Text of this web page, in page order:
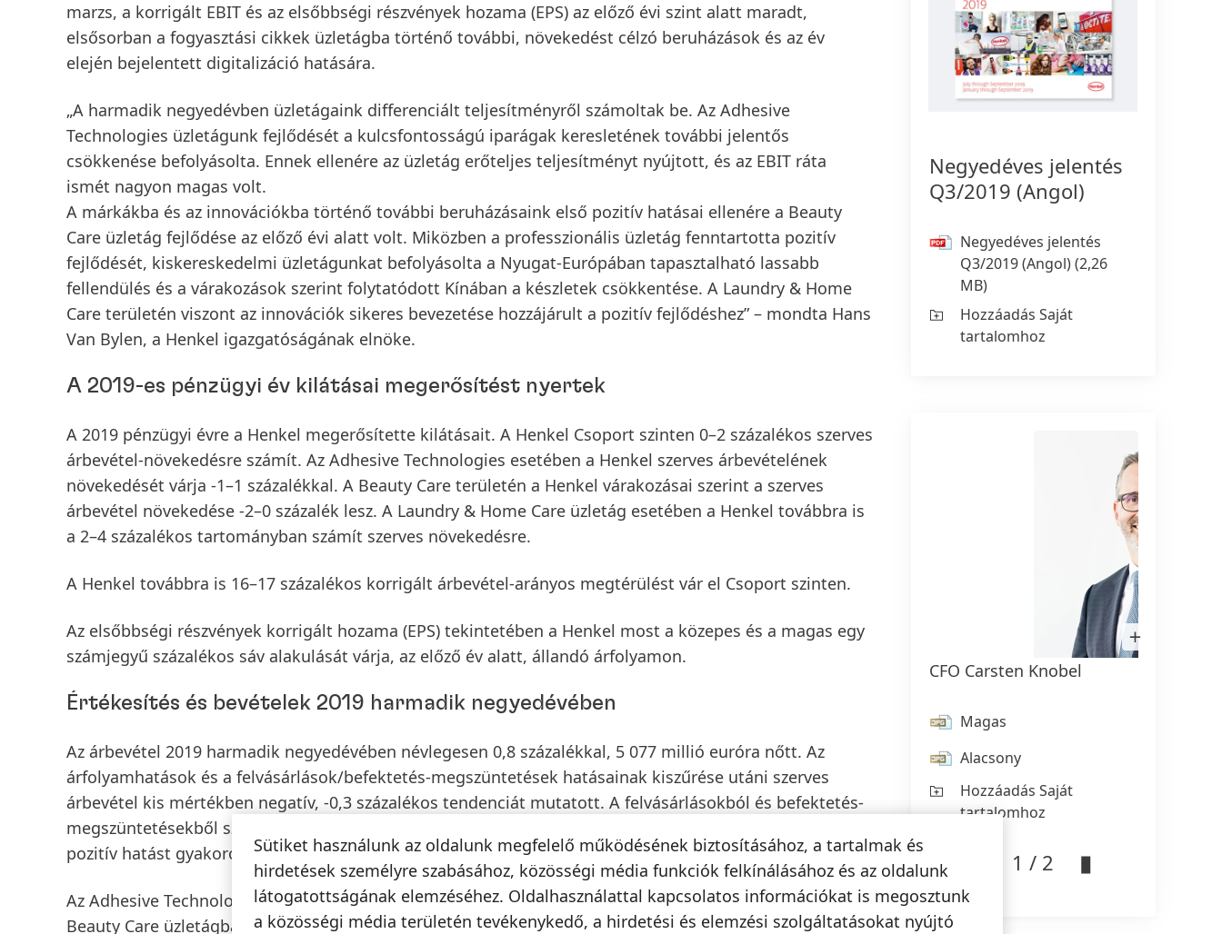
marzs, a korrigált EBIT és az elsőbbségi részvények hozama (EPS) az előző évi szint alatt maradt,
elsősorban a fogyasztási cikkek üzletágba történő további, növekedést célzó beruházások és az év
elején bejelentett digitalizáció hatására.
„A harmadik negyedévben üzletágaink differenciált teljesítményről számoltak be. Az Adhesive
Technologies üzletágunk fejlődését a kulcsfontosságú iparágak keresletének további jelentős
csökkenése befolyásolta. Ennek ellenére az üzletág erőteljes teljesítményt nyújtott, és az EBIT ráta
ismét nagyon magas volt.
A márkákba és az innovációkba történő további beruházásaink első pozitív hatásai ellenére a Beauty
Care üzletág fejlődése az előző évi alatt volt. Miközben a professzionális üzletág fenntartotta pozitív
fejlődését, kiskereskedelmi üzletágunkat befolyásolta a Nyugat-Európában tapasztalható lassabb
fellendülés és a várakozások szerint folytatódott Kínában a készletek csökkentése. A Laundry & Home
Care területén viszont az innovációk sikeres bevezetése hozzájárult a pozitív fejlődéshez” – mondta Hans
Van Bylen, a Henkel igazgatóságának elnöke.
A 2019-es pénzügyi év kilátásai megerősítést nyertek
A 2019 pénzügyi évre a Henkel megerősítette kilátásait. A Henkel Csoport szinten 0–2 százalékos szerves
árbevétel-növekedésre számít. Az Adhesive Technologies esetében a Henkel szerves árbevételének
növekedését várja -1–1 százalékkal. A Beauty Care területén a Henkel várakozásai szerint a szerves
árbevétel növekedése -2–0 százalék lesz. A Laundry & Home Care üzletág esetében a Henkel továbbra is
a 2–4 százalékos tartományban számít szerves növekedésre.
A Henkel továbbra is 16–17 százalékos korrigált árbevétel-arányos megtérülést vár el Csoport szinten.
Az elsőbbségi részvények korrigált hozama (EPS) tekintetében a Henkel most a közepes és a magas egy
számjegyű százalékos sáv alakulását várja, az előző év alatt, állandó árfolyamon.
Értékesítés és bevételek 2019 harmadik negyedévében
Az árbevétel 2019 harmadik negyedévében névlegesen 0,8 százalékkal, 5 077 millió euróra nőtt. Az
árfolyamhatások és a felvásárlások/befektetés-megszüntetések hatásainak kiszűrése utáni szerves
árbevétel kis mértékben negatív, -0,3 százalékos tendenciát mutatott. A felvásárlásokból és befektetés-
megszüntetésekből származó hozzájárulások mértéke 0,4 százalék volt. A valutahatások 0,7 százalékos
pozitív hatást gyakoroltak az árbevétel növekedésére.
Az Adhesive Technologiesüzletág -2,4 százalékos, enyhén negatív szerves árbevételt produkált. A
Beauty Care üzletágban az árbevétel szervesen -2,2 százalékkal alacsonyabb az előző évi azonos
Negyedéves jelentés
Q3/2019 (Angol)
Negyedéves jelentés
Q3/2019(Angol)(2,26
MB)
Hozzáadás Saját
tartalomhoz
Kép
megnyitása
Lightboxban
CFO Carsten Knobel
Magas
Alacsony
Hozzáadás Saját
tartalomhoz
1 / 2
Sütiket használunk az oldalunk megfelelő működésének biztosításához, a tartalmak és
hirdetések személyre szabásához, közösségi média funkciók felkínálásához és az oldalunk
látogatottságának elemzéséhez. Oldalhasználattal kapcsolatos információkat is megosztunk
a közösségi média területén tevékenykedő, a hirdetési és elemzési szolgáltatásokat nyújtó